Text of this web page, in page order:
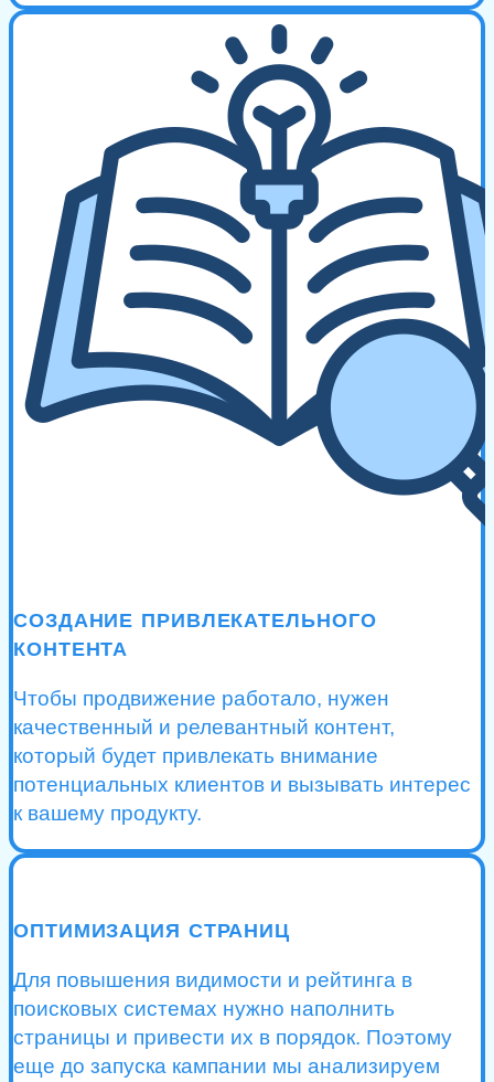
СОЗДАНИЕ ПРИВЛЕКАТЕЛЬНОГО
КОНТЕНТА
Чтобы продвижение работало, нужен
качественный и релевантный контент,
который будет привлекать внимание
потенциальных клиентов и вызывать интерес
к вашему продукту.
ОПТИМИЗАЦИЯ СТРАНИЦ
Для повышения видимости и рейтинга в
поисковых системах нужно наполнить
страницы и привести их в порядок. Поэтому
еще до запуска кампании мы анализируем